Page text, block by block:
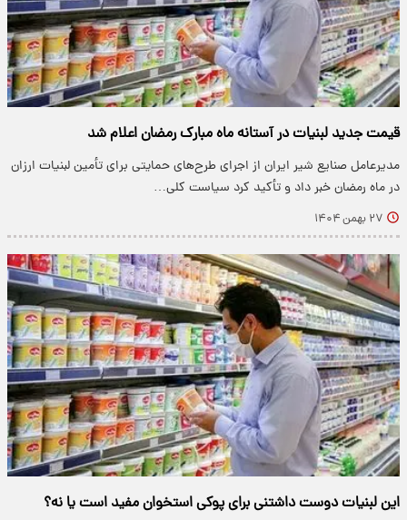
قیمت جدید لبنیات در آستانه ماه مبارک رمضان اعلام شد
مدیرعامل صنایع شیر ایران از اجرای طرح‌های حمایتی برای تأمین لبنیات ارزان
در ماه رمضان خبر داد و تأکید کرد سیاست کلی…
۲۷ بهمن ۱۴۰۴
این لبنیات دوست داشتنی برای پوکی استخوان مفید است یا نه؟